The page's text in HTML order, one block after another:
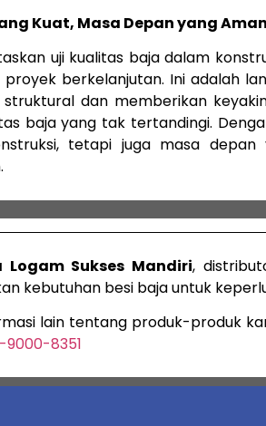
Kuat, Masa Depan yang Aman
uji kualitas baja dalam
berkelanjutan. Ini adalah
struktural dan memberikan
baja yang tak tertandingi.
tetapi juga masa
Logam Sukses Mandiri,
kebutuhan besi baja untuk
lain tentang produk-produk
8351